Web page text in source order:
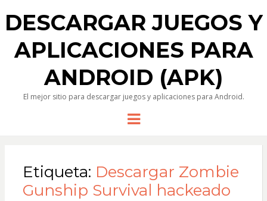
DESCARGAR JUEGOS Y
APLICACIONES PARA
ANDROID (APK)
El mejor sitio para descargar juegos y aplicaciones para Android.
Menu
Etiqueta: Descargar Zombie
Gunship Survival hackeado